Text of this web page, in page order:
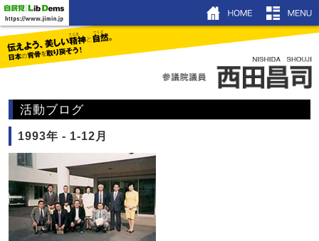
活動ブログ
1993年 - 1-12月
ホーム
機関紙showyou
活動ブログ
昌友塾
著書＆DVD
リンク